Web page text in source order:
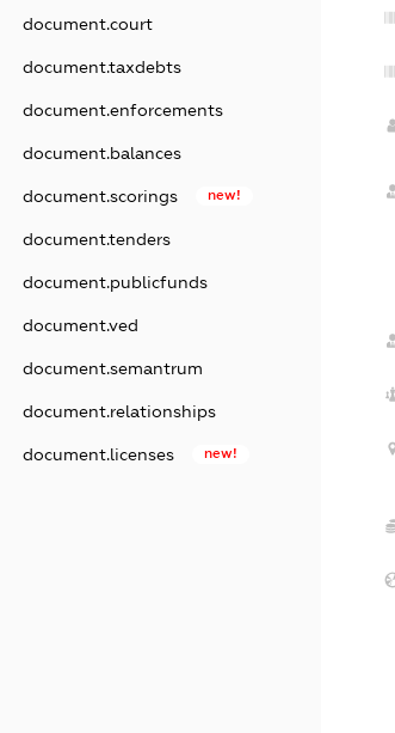
document.court
document.taxdebts
document.enforcements
document.balances
document.scorings new!
document.tenders
document.publicfunds
document.ved
document.semantrum
document.relationships
document.licenses new!